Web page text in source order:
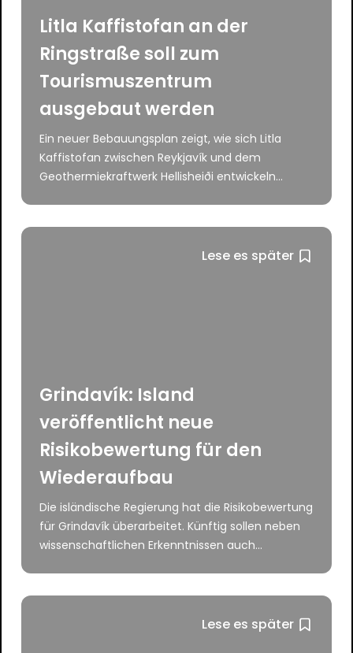
Litla Kaffistofan an der
Ringstraße soll zum
Tourismuszentrum
ausgebaut werden
Ein neuer Bebauungsplan zeigt, wie sich Litla
Kaffistofan zwischen Reykjavík und dem
Geothermiekraftwerk Hellisheiði entwickeln...
Lese es später
Grindavík: Island
veröffentlicht neue
Risikobewertung für den
Wiederaufbau
Die isländische Regierung hat die Risikobewertung
für Grindavík überarbeitet. Künftig sollen neben
wissenschaftlichen Erkenntnissen auch...
Lese es später